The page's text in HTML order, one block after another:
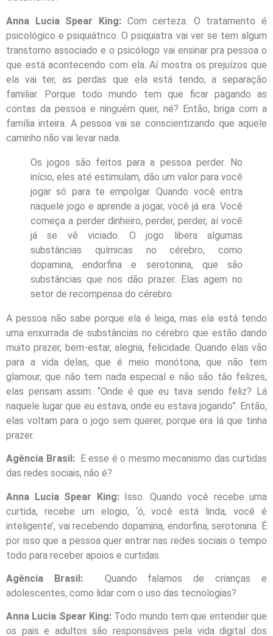
Anna Lucia Spear King:Com certeza. O tratamento é
psicológico e psiquiátrico. O psiquiatra vai ver se tem algum
transtorno associado e o psicólogo vai ensinar pra pessoa o
que está acontecendo com ela. Aí mostra os prejuízos que
ela vai ter, as perdas que ela está tendo, a separação
familiar. Porque todo mundo tem que ficar pagando as
contas da pessoa e ninguém quer, né? Então, briga com a
família inteira. A pessoa vai se conscientizando que aquele
caminho não vai levar nada.
Os jogos são feitos para a pessoa perder. No
início, eles até estimulam, dão um valor para você
jogar só para te empolgar. Quando você entra
naquele jogo e aprende a jogar, você já era. Você
começa a perder dinheiro, perder, perder, aí você
já se vê viciado. O jogo libera algumas
substâncias químicas no cérebro, como
dopamina, endorfina e serotonina, que são
substâncias que nos dão prazer. Elas agem no
setor de recompensa do cérebro.
A pessoa não sabe porque ela é leiga, mas ela está tendo
uma enxurrada de substâncias no cérebro que estão dando
muito prazer, bem-estar, alegria, felicidade. Quando elas vão
para a vida delas, que é meio monótona, que não tem
glamour, que não tem nada especial e não são tão felizes,
elas pensam assim: “Onde é que eu tava sendo feliz? Lá
naquele lugar que eu estava, onde eu estava jogando”. Então,
elas voltam para o jogo sem querer, porque era lá que tinha
prazer.
Agência Brasil:E esse é o mesmo mecanismo das curtidas
das redes sociais, não é?
Anna Lucia Spear King:Isso. Quando você recebe uma
curtida, recebe um elogio, ‘ó, você está linda, você é
inteligente’, vai recebendo dopamina, endorfina, serotonina. É
por isso que a pessoa quer entrar nas redes sociais o tempo
todo para receber apoios e curtidas.
Agência Brasil:Quando falamos de crianças e
adolescentes, como lidar com o uso das tecnologias?
Anna Lucia Spear King: Todo mundo tem que entender que
os pais e adultos são responsáveis pela vida digital dos